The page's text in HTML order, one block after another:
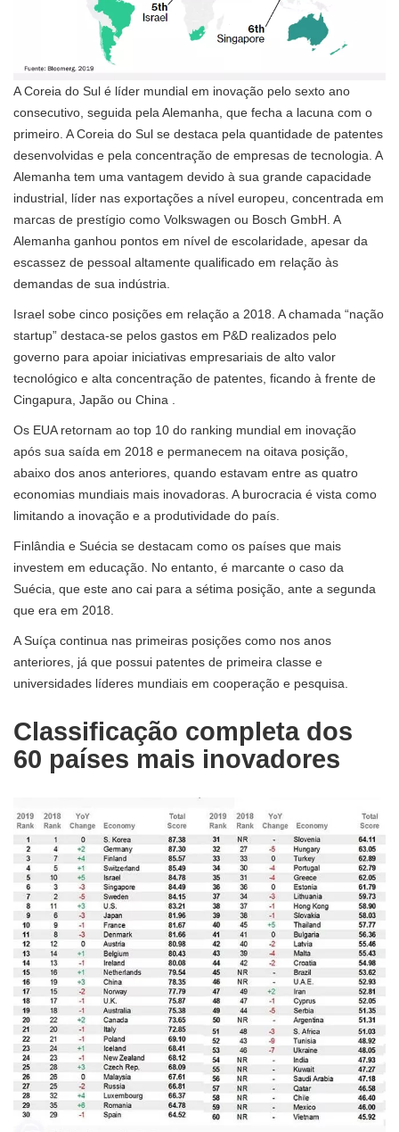
A Coreia do Sul é líder mundial em inovação pelo sexto ano
consecutivo, seguida pela Alemanha, que fecha a lacuna com o
primeiro. A Coreia do Sul se destaca pela quantidade de patentes
desenvolvidas e pela concentração de empresas de tecnologia. A
Alemanha tem uma vantagem devido à sua grande capacidade
industrial, líder nas exportações a nível europeu, concentrada em
marcas de prestígio como Volkswagen ou Bosch GmbH. A
Alemanha ganhou pontos em nível de escolaridade, apesar da
escassez de pessoal altamente qualificado em relação às
demandas de sua indústria.
Israel sobe cinco posições em relação a 2018. A chamada “nação
startup” destaca-se pelos gastos em P&D realizados pelo
governo para apoiar iniciativas empresariais de alto valor
tecnológico e alta concentração de patentes, ficando à frente de
Cingapura, Japão ou China .
Os EUA retornam ao top 10 do ranking mundial em inovação
após sua saída em 2018 e permanecem na oitava posição,
abaixo dos anos anteriores, quando estavam entre as quatro
economias mundiais mais inovadoras. A burocracia é vista como
limitando a inovação e a produtividade do país.
Finlândia e Suécia se destacam como os países que mais
investem em educação. No entanto, é marcante o caso da
Suécia, que este ano cai para a sétima posição, ante a segunda
que era em 2018.
A Suíça continua nas primeiras posições como nos anos
anteriores, já que possui patentes de primeira classe e
universidades líderes mundiais em cooperação e pesquisa.
Classificação completa dos
60 países mais inovadores